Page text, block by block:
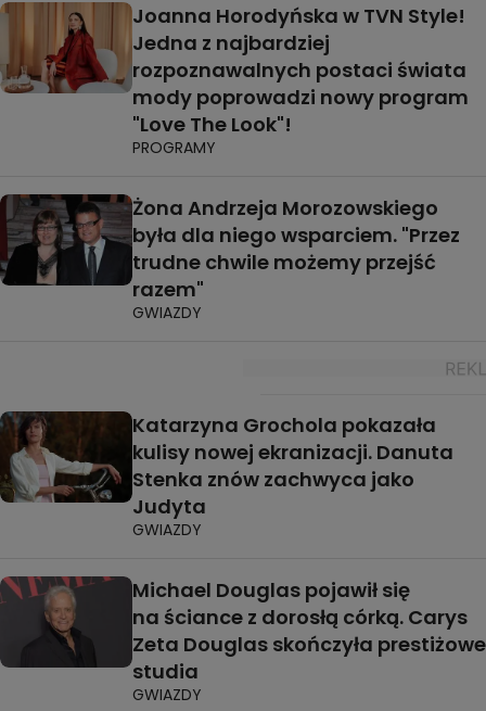
Joanna Horodyńska w TVN Style!
Jedna z najbardziej
rozpoznawalnych postaci świata
mody poprowadzi nowy program
"Love The Look"!
PROGRAMY
Żona Andrzeja Morozowskiego
była dla niego wsparciem. "Przez
trudne chwile możemy przejść
razem"
GWIAZDY
Katarzyna Grochola pokazała
kulisy nowej ekranizacji. Danuta
Stenka znów zachwyca jako
Judyta
GWIAZDY
Michael Douglas pojawił się
na ściance z dorosłą córką. Carys
Zeta Douglas skończyła prestiżowe
studia
GWIAZDY